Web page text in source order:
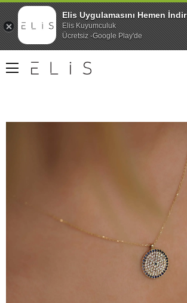
Elis Uygulamasını Hemen İndir
Elis Kuyumculuk
Ücretsiz -Google Play'de